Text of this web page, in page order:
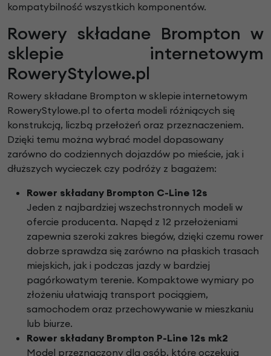
kompatybilność wszystkich komponentów.
Rowery składane Brompton w
sklepie internetowym
RoweryStylowe.pl
Rowery składane Brompton w sklepie internetowym
RoweryStylowe.pl to oferta modeli różniących się
konstrukcją, liczbą przełożeń oraz przeznaczeniem.
Dzięki temu można wybrać model dopasowany
zarówno do codziennych dojazdów po mieście, jak i
dłuższych wycieczek czy podróży z bagażem:
Rower składany Brompton C-Line 12s
Jeden z najbardziej wszechstronnych modeli w
ofercie producenta. Napęd z 12 przełożeniami
zapewnia szeroki zakres biegów, dzięki czemu rower
dobrze sprawdza się zarówno na płaskich trasach
miejskich, jak i podczas jazdy w bardziej
pagórkowatym terenie. Kompaktowe wymiary po
złożeniu ułatwiają transport pociągiem,
samochodem oraz przechowywanie w mieszkaniu
lub biurze.
Rower składany Brompton P-Line 12s mk2
Model przeznaczony dla osób, które oczekują